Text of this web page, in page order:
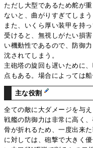
ただし大型であるため舵が
ないと、曲がりすぎてしまう
また、いくら厚い装甲を持
受けると、無視しがたい損
い機動性であるので、防御
沈されてしまう。
主砲塔の旋回も遅いために
点もある。場合によっては
主な役割
全ての敵に大ダメージを与
戦艦の防御力は非常に高く
骨が折れるため、一度出来
に対しては、砲撃で大きく